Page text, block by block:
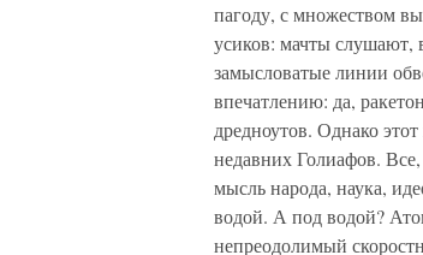
пагоду, с множеством
усиков: мачты слушают,
замысловатые линии
впечатлению: да,
дредноутов. Однако
недавних Голиафов.
мысль народа, наука,
водой. А под водой?
непреодолимый